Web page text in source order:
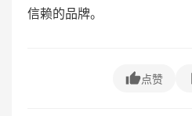
信赖的品牌。
点赞